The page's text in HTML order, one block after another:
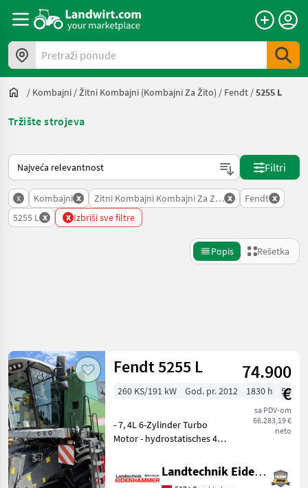
Pretraži ponude
/ Kombajni /Žitni Kombajni (kombajni Za Žito) / Fendt /5255 L
Tržište strojeva
Tako se sortira na Landwirt.com
Filtri
x Kombajni x Zitni Kombajni Kombajni Za Zitox Fendt x
5255 L x x Izbriši sve filtre
Popis Rešetka
Kategorija 5 Država Filtri
TRENUTNA
STAZA
Poljoprivredna
tehnika
Kombajni
Poništi
Prikaži 2
rezultata
Fendt 5255 L
74.900
€
sa PDV-om
66.283,19 €
neto
260 KS/191 kW God. pr. 2012 1830 h 550
- 7, 4L 6-Zylinder Turbo
Motor - hydrostatisches 4
Klimaanlage - Luftfedersitz -
5 Schüttler - Häcksler und
Landtechnik Eidenhammer GmbH